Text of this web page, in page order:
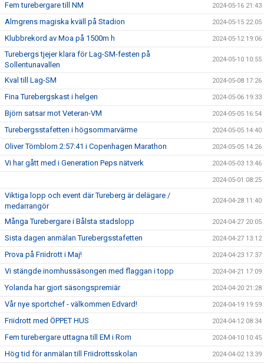
Fem turebergare till NM 2024-05-16 21:43
Almgrens magiska kväll på Stadion 2024-05-15 22:05
Klubbrekord av Moa på 1500m h 2024-05-12 19:06
Turebergs tjejer klara för Lag-SM-festen på
Sollentunavallen
2024-05-10 10:55
Kval till Lag-SM 2024-05-08 17:26
Fina Turebergskast i helgen 2024-05-06 19:33
Björn satsar mot Veteran-VM 2024-05-05 16:54
Turebergsstafetten i högsommarvärme 2024-05-05 14:40
Oliver Törnblom 2:57:41 i Copenhagen Marathon 2024-05-05 14:26
Vi har gått med i Generation Peps nätverk 2024-05-03 13:46
2024-05-01 08:25
Viktiga lopp och event där Tureberg är delägare /
medarrangör
2024-04-28 11:40
Många Turebergare i Bålsta stadslopp 2024-04-27 20:05
Sista dagen anmälan Turebergsstafetten 2024-04-27 13:12
Prova på Friidrott i Maj! 2024-04-23 17:37
Vi stängde inomhussäsongen med flaggan i topp 2024-04-21 17:09
Yolanda har gjort säsongspremiär 2024-04-20 21:28
Vår nye sportchef - välkommen Edvard! 2024-04-19 19:59
Friidrott med ÖPPET HUS 2024-04-12 08:34
Fem turebergare uttagna till EM i Rom 2024-04-10 10:45
Hög tid för anmälan till Friidrottsskolan 2024-04-02 13:39